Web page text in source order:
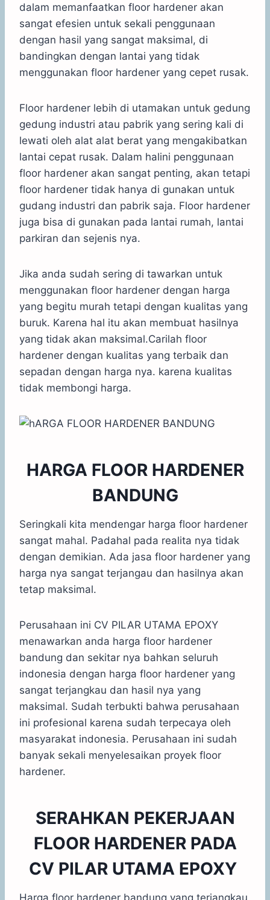
dalam memanfaatkan floor hardener akan
sangat efesien untuk sekali penggunaan
dengan hasil yang sangat maksimal, di
bandingkan dengan lantai yang tidak
menggunakan floor hardener yang cepet rusak.
Floor hardener lebih di utamakan untuk gedung
gedung industri atau pabrik yang sering kali di
lewati oleh alat alat berat yang mengakibatkan
lantai cepat rusak. Dalam halini penggunaan
floor hardener akan sangat penting, akan tetapi
floor hardener tidak hanya di gunakan untuk
gudang industri dan pabrik saja. Floor hardener
juga bisa di gunakan pada lantai rumah, lantai
parkiran dan sejenis nya.
Jika anda sudah sering di tawarkan untuk
menggunakan floor hardener dengan harga
yang begitu murah tetapi dengan kualitas yang
buruk. Karena hal itu akan membuat hasilnya
yang tidak akan maksimal.Carilah floor
hardener dengan kualitas yang terbaik dan
sepadan dengan harga nya. karena kualitas
tidak membongi harga.
HARGA FLOOR HARDENER
BANDUNG
Seringkali kita mendengar harga floor hardener
sangat mahal. Padahal pada realita nya tidak
dengan demikian. Ada jasa floor hardener yang
harga nya sangat terjangau dan hasilnya akan
tetap maksimal.
Perusahaan ini CV PILAR UTAMA EPOXY
menawarkan anda harga floor hardener
bandung dan sekitar nya bahkan seluruh
indonesia dengan harga floor hardener yang
sangat terjangkau dan hasil nya yang
maksimal. Sudah terbukti bahwa perusahaan
ini profesional karena sudah terpecaya oleh
masyarakat indonesia. Perusahaan ini sudah
banyak sekali menyelesaikan proyek floor
hardener.
SERAHKAN PEKERJAAN
FLOOR HARDENER PADA
CV PILAR UTAMA EPOXY
Harga floor hardener bandung yang terjangkau